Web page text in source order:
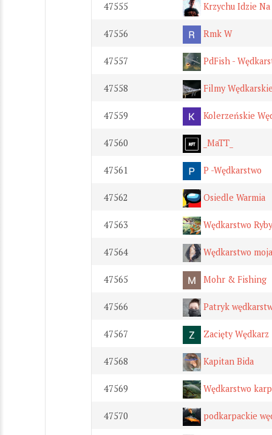
47555 Krzychu Idzie Na
47556 Rmk W
47557 PdFish -
47558 Filmy
47559 Kolerzeńskie
47560 _MaTT_
47561 P -Wędkarstwo
47562 Osiedle Warmia
47563 Wędkarstwo Ryby
47564 Wędkarstwo
47565 Mohr & Fishing
47566 Patryk
47567 Zacięty Wędkarz
47568 Kapitan Bida
47569 Wędkarstwo
47570 podkarpackie